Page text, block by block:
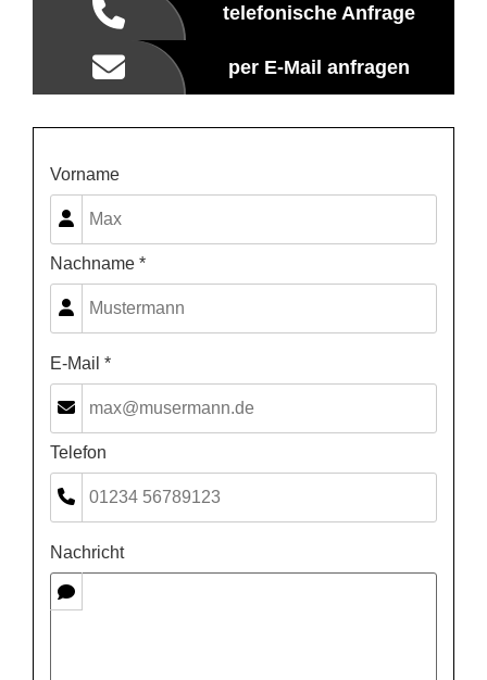
telefonische Anfrage
per E-Mail anfragen
Vorname
Nachname *
E-Mail *
Telefon
Nachricht